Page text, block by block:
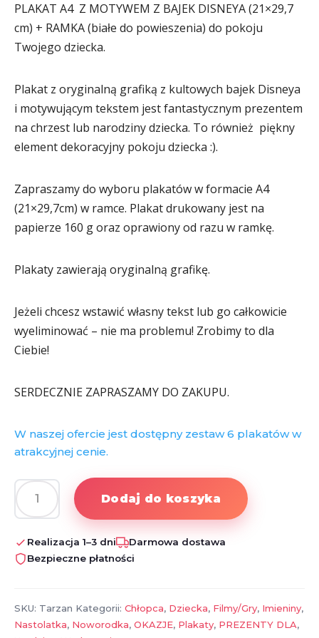
PLAKAT A4 Z MOTYWEM Z BAJEK DISNEYA (21×29,7
cm) + RAMKA (białe do powieszenia) do pokoju
Twojego dziecka.
Plakat z oryginalną grafiką z kultowych bajek Disneya
i motywującym tekstem jest fantastycznym prezentem
na chrzest lub narodziny dziecka. To również piękny
element dekoracyjny pokoju dziecka :).
Zapraszamy do wyboru plakatów w formacie A4
(21×29,7cm) w ramce. Plakat drukowany jest na
papierze 160 g oraz oprawiony od razu w ramkę.
Plakaty zawierają oryginalną grafikę.
Jeżeli chcesz wstawić własny tekst lub go całkowicie
wyeliminować – nie ma problemu! Zrobimy to dla
Ciebie!
SERDECZNIE ZAPRASZAMY DO ZAKUPU.
W naszej ofercie jest dostępny zestaw 6 plakatów w
atrakcyjnej cenie.
ilość
PLAKAT
DO
POKOJU
+
RAMKA
Dodaj do koszyka
Realizacja 1–3 dni
Darmowa dostawa
Bezpieczne płatności
SKU: Tarzan Kategorii: Chłopca, Dziecka, Filmy/Gry, Imieniny,
Nastolatka, Noworodka, OKAZJE, Plakaty, PREZENTY DLA,